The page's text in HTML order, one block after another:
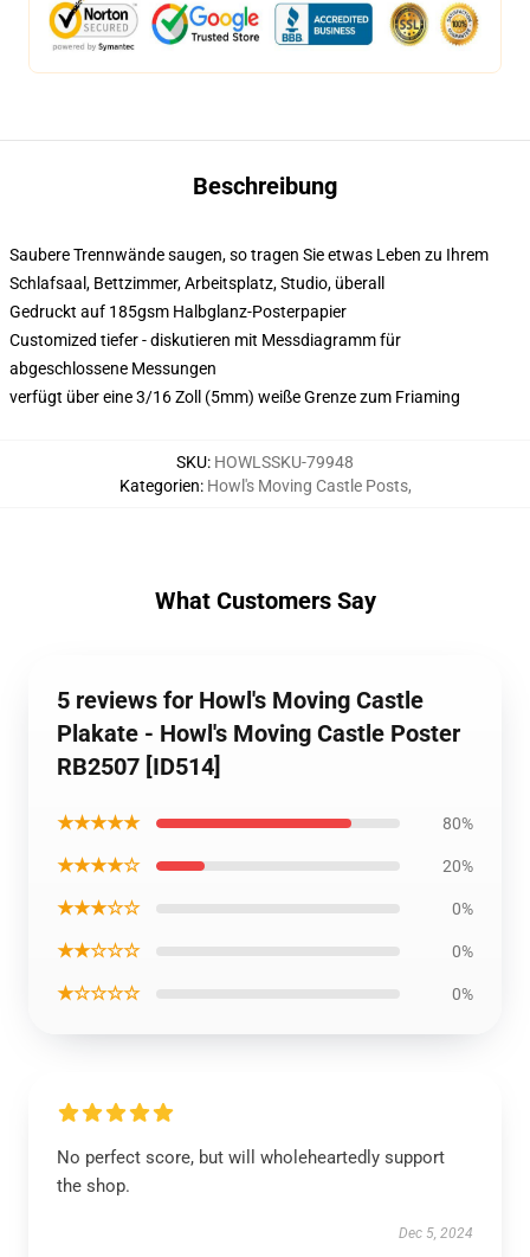
Beschreibung
Saubere Trennwände saugen, so tragen Sie etwas Leben zu Ihrem
Schlafsaal, Bettzimmer, Arbeitsplatz, Studio, überall
Gedruckt auf 185gsm Halbglanz-Posterpapier
Customized tiefer - diskutieren mit Messdiagramm für
abgeschlossene Messungen
verfügt über eine 3/16 Zoll (5mm) weiße Grenze zum Friaming
SKU: HOWLSSKU-79948
Kategorien: Howl's Moving Castle Posts,
What Customers Say
5 reviews for Howl's Moving Castle
Plakate - Howl's Moving Castle Poster
RB2507 [ID514]
★★★★★ 80%
★★★★☆ 20%
★★★☆☆ 0%
★★☆☆☆ 0%
★☆☆☆☆ 0%
No perfect score, but will wholeheartedly support
the shop.
Dec 5, 2024